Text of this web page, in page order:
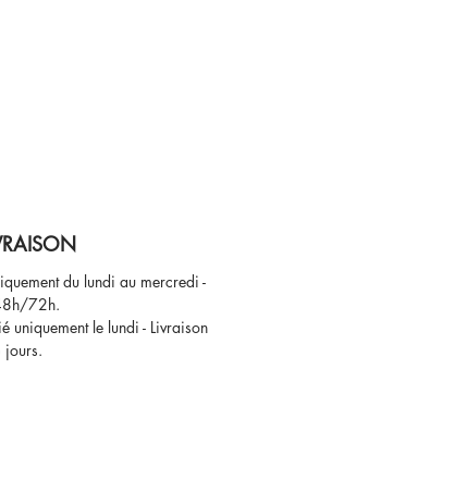
du lundi au mercredi -
72h.
uniquement le lundi - Livraison
jours.